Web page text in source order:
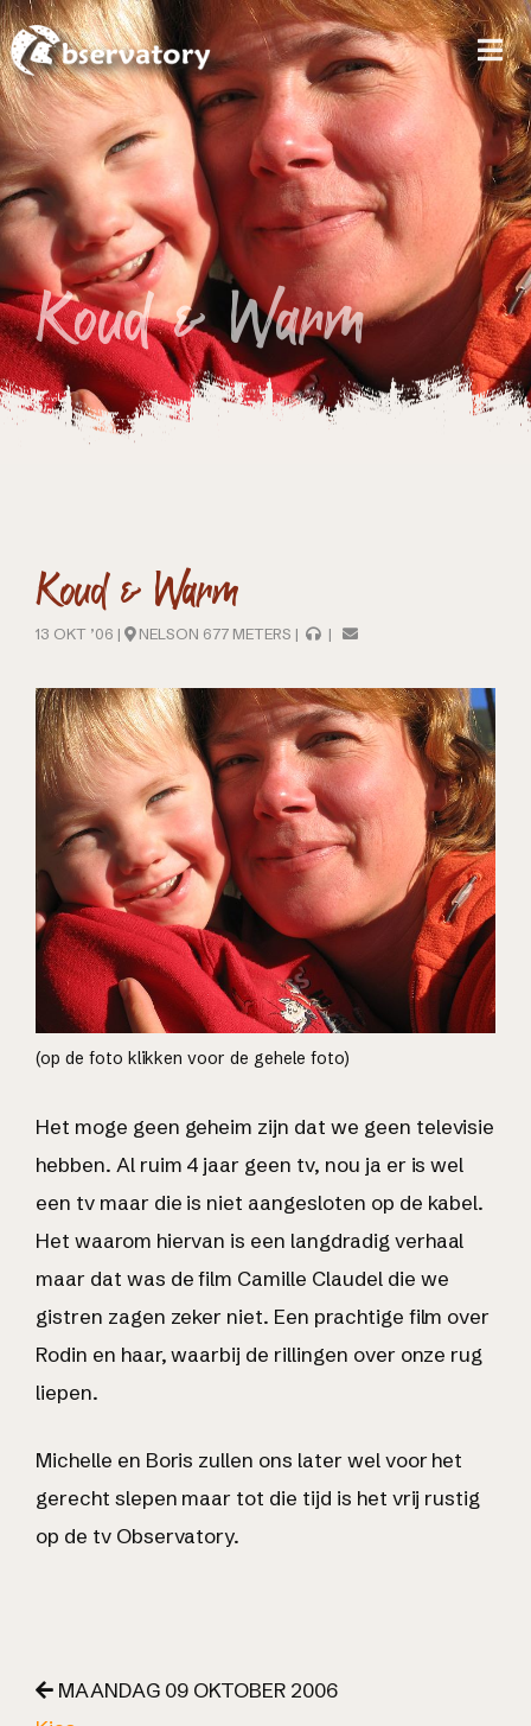
Koud & Warm
Koud & Warm
13 OKT ’06 | NELSON 677 METERS | |
(op de foto klikken voor de gehele foto)
Het moge geen geheim zijn dat we geen televisie
hebben. Al ruim 4 jaar geen tv, nou ja er is wel
een tv maar die is niet aangesloten op de kabel.
Het waarom hiervan is een langdradig verhaal
maar dat was de film Camille Claudel die we
gistren zagen zeker niet. Een prachtige film over
Rodin en haar, waarbij de rillingen over onze rug
liepen.
Michelle en Boris zullen ons later wel voor het
gerecht slepen maar tot die tijd is het vrij rustig
op de tv Observatory.
MAANDAG 09 OKTOBER 2006